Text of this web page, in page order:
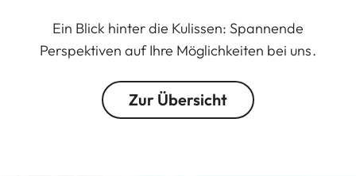
Ein Blick hinter die Kulissen: Spannende
Perspektiven auf Ihre Möglichkeiten bei uns.
Zur Übersicht